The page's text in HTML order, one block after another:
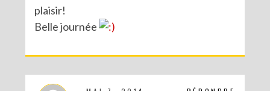
plaisir!
Belle journée